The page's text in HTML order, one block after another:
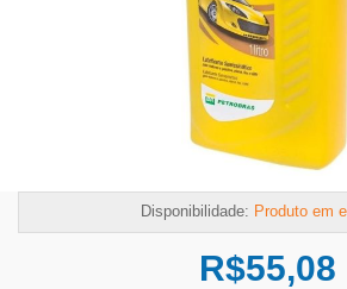
Disponibilidade: Produto em
R$55,08